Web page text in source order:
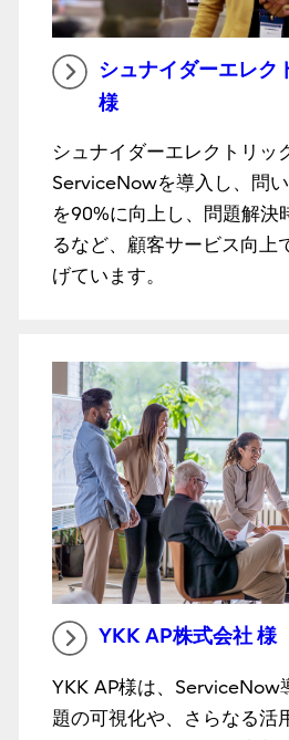
シュナイダーエレク
様
シュナイダーエレクトリッ
ServiceNowを導入し、問
を90%に向上し、問題解決
るなど、顧客サービス向上
げています。
YKK AP株式会社 様
YKK AP様は、ServiceNow
題の可視化や、さらなる活